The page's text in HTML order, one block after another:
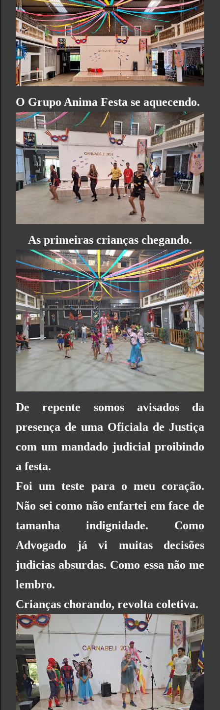
O Grupo Anima Festa se aquecendo.
As primeiras crianças chegando.
De repente somos avisados da
presença de uma Oficiala de Justiça
com um mandado judicial proibindo
a festa.
Foi um teste para o meu coração.
Não sei como não enfartei em face de
tamanha indignidade. Como
Advogado já vi muitas decisões
judicias absurdas. Como essa não me
lembro.
Crianças chorando, revolta coletiva.